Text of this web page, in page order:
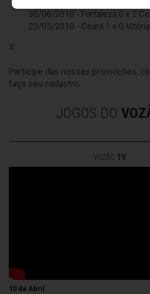
30/06/2010 - Fortaleza 0 x 2
23/05/2010 - Ceará 1 x 0 Vitória
X
Participe das nossas promoções,
faça seu cadastro.
JOGOS DO
VOZÃO TV
10 de Abril